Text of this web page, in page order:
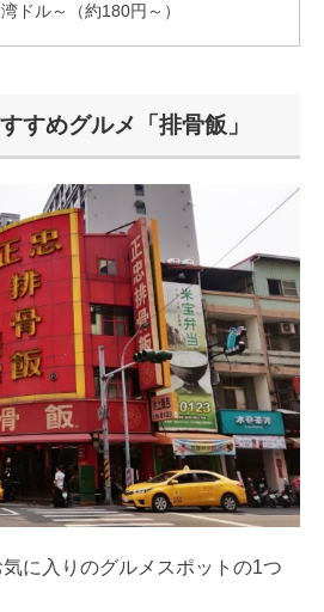
ドル～（約180円～）
すめグルメ「排骨飯」
に入りのグルメスポットの1つ